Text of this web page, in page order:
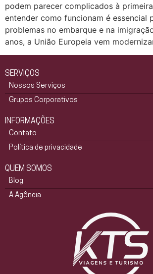
podem parecer complicados à
entender como funcionam é essencial
problemas no embarque e na
anos, a União Europeia vem
SERVIÇOS
Nossos Serviços
Grupos Corporativos
INFORMAÇÕES
Contato
Política de privacidade
QUEM SOMOS
Blog
A Agência